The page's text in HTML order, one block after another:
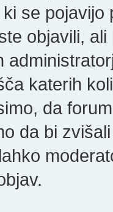
se
objavili,
katerih
da
da bi